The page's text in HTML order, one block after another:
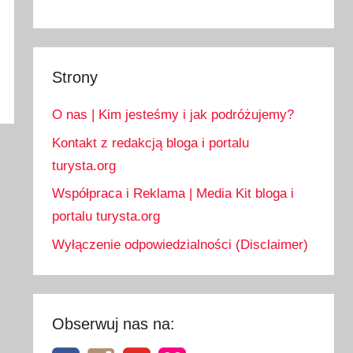
Strony
O nas | Kim jesteśmy i jak podróżujemy?
Kontakt z redakcją bloga i portalu
turysta.org
Współpraca i Reklama | Media Kit bloga i
portalu turysta.org
Wyłączenie odpowiedzialności (Disclaimer)
Obserwuj nas na: